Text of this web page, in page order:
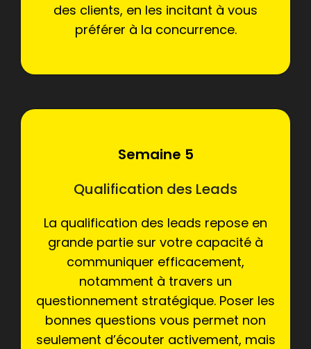
des clients, en les incitant à vous
préférer à la concurrence.
Semaine 5
Qualification des Leads
La qualification des leads repose en
grande partie sur votre capacité à
communiquer efficacement,
notamment à travers un
questionnement stratégique. Poser les
bonnes questions vous permet non
seulement d’écouter activement, mais